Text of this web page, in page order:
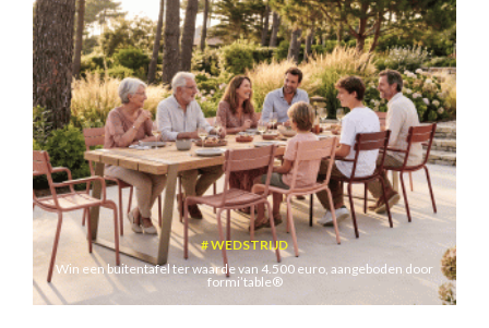
WEDSTRIJD
Win een buitentafel ter waarde van 4.500 euro, aangeboden door
formi’table®